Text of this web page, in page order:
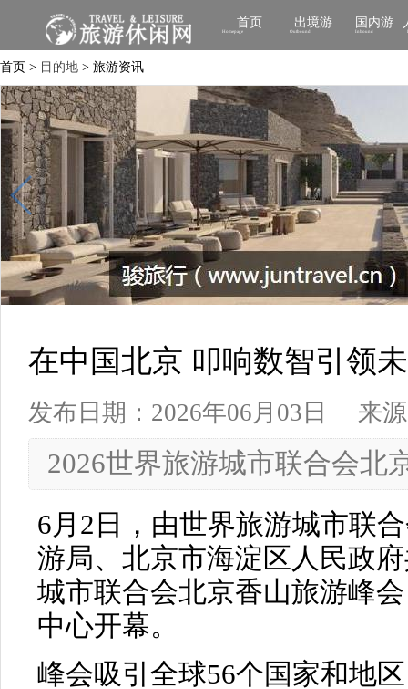
首页
Homepage
出境游
Outbound
国内游
Inbound
首页 > 目的地 > 旅游资讯
在中国北京 叩响数智引领
发布日期：2026年06月03日 来源
2026世界旅游城市联合会北
6月2日，由世界旅游城市联
游局、北京市海淀区人民政
城市联合会北京香山旅游峰
中心开幕。
峰会吸引全球56个国家和地